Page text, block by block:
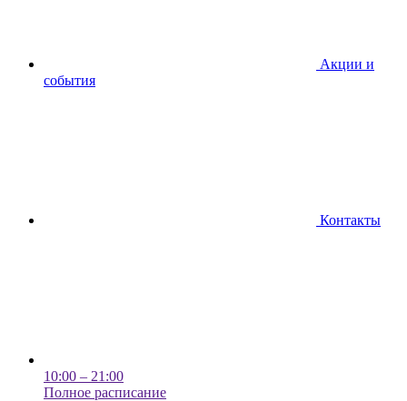
Акции и
события
Контакты
10:00 – 21:00
Полное расписание